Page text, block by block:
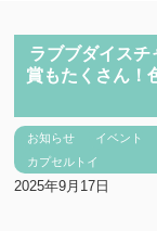
ラブブダイス
賞もたくさん！
お知らせ イベント
カプセルトイ
2025年9月17日